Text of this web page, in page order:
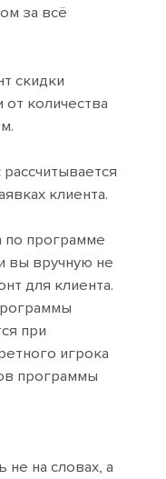
за всё
скидки
от количества
клиента.
по программе
вы вручную не
для клиента.
при
игрока
программы
не на словах, а